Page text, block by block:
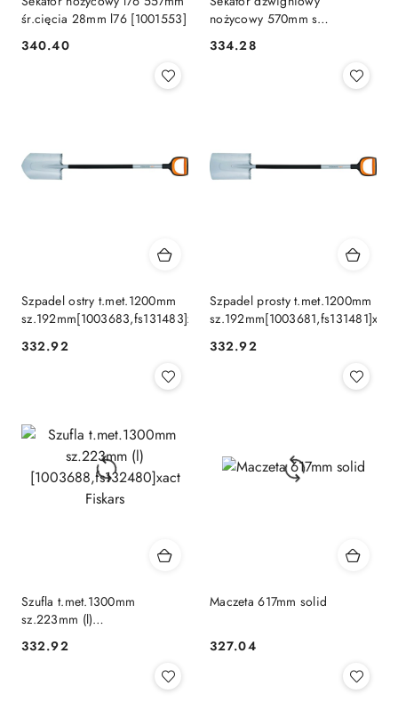
śr.cięcia 28mm l76 [1001553]
Cena:
340.40
nożycowy 570mm s
Cena:
334.28
Szpadel ostry t.met.1200mm
sz.192mm[1003683,fs131483]xact
Cena:
332.92
Szpadel prosty t.met.1200mm
sz.192mm[1003681,fs131481]xact
Cena:
332.92
Szufla t.met.1300mm
sz.223mm (l)
Fiskars
Cena:
332.92
Maczeta 617mm solid
Cena:
327.04